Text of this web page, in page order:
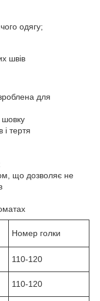
одягу;
швів
для
шовку
і тертя
що дозволяє не
Номер голки
110-120
110-120